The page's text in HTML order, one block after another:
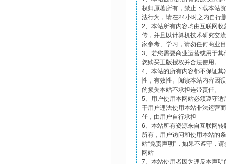
权归原著所有，禁止下载本站
法行为，请在24小时之内自行
2、本站所有内容均由互联网
传，并且以计算机技术研究交
家参考、学习，请勿任何商业
3、若您需要商业运营或用于
您购买正版授权并合法使用。
4、本站的所有内容都不保证
性，有效性。阅读本站内容因
的损失本站不承担连带责任。
5、用户使用本网站必须遵守
于用户违法使用本站非法运营
任，由用户自行承担
6、本站所有资源来自互联网
所有，用户访问和使用本站的
站“免责声明”，如果不遵守，
网站
7、本站使用者因为违反本声